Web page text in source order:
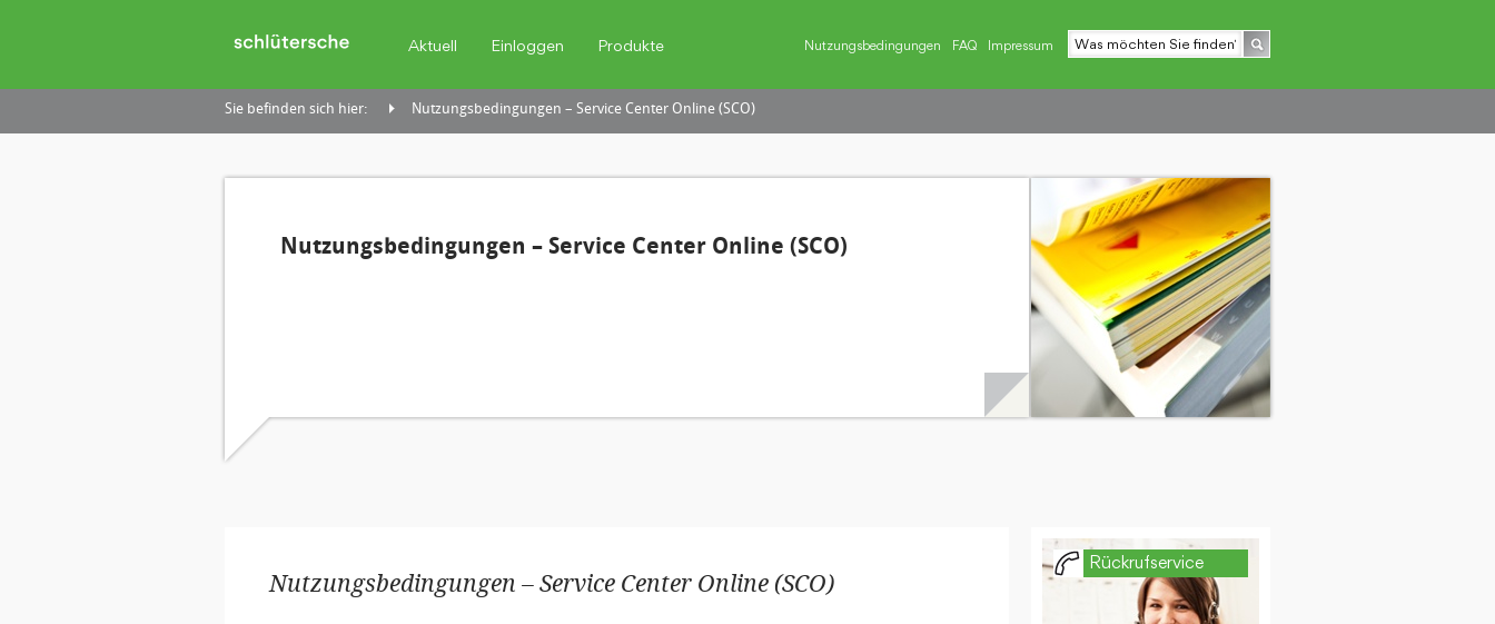
Aktuell Einloggen Produkte Nutzungsbedingungen FAQ Impressum
Sie befinden sich hier: Nutzungsbedingungen – Service Center Online (SCO)
Nutzungsbedingungen – Service Center Online (SCO)
Nutzungsbedingungen – Service Center Online (SCO)
Rückrufservice